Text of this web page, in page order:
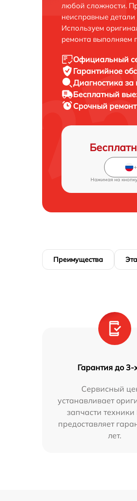
любой сложности.
неисправные детали
Используем
ремонта выполняем
Официальный
Гарантийное
Диагностика за
Бесплатный
Срочный ремонт
Нажимая на
Преимущества
Гарантия до 3-
Сервисный
устанавливает
запчасти техники
предоставляет
лет.